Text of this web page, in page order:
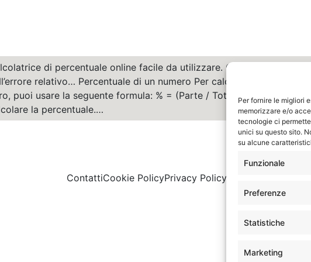
Per fornire le migliori
memorizzare e/o
tecnologie ci
unici su questo sito.
su alcune
Funzionale
Preferenze
Statistiche
Marketing
di percentuale online facile da utilizzare. Calcolare la
relativo… Percentuale di un numero Per calcolare la
puoi usare la seguente formula: % = (Parte / Totale) * 100 Dove:
la percentuale.…
ContattiCookie PolicyPrivacy Policy